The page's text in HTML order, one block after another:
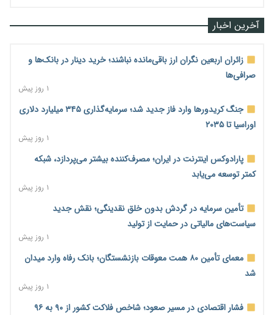
آخرین اخبار
زائران اربعین نگران ارز باقی‌مانده نباشند؛ خرید دینار در بانک‌ها و
صرافی‌ها
۱ روز پیش
جنگ کریدورها وارد فاز جدید شد؛ سرمایه‌گذاری ۳۴۵ میلیارد دلاری
اوراسیا تا ۲۰۳۵
۱ روز پیش
پارادوکس اینترنت در ایران؛ مصرف‌کننده بیشتر می‌پردازد، شبکه
کمتر توسعه می‌یابد
۱ روز پیش
تأمین سرمایه در گردش بدون خلق نقدینگی؛ نقش جدید
سیاست‌های مالیاتی در حمایت از تولید
۱ روز پیش
معمای تأمین ۸۰ همت معوقات بازنشستگان؛ بانک رفاه وارد میدان
شد
۱ روز پیش
فشار اقتصادی در مسیر صعود؛ شاخص فلاکت کشور از ۹۰ به ۹۶